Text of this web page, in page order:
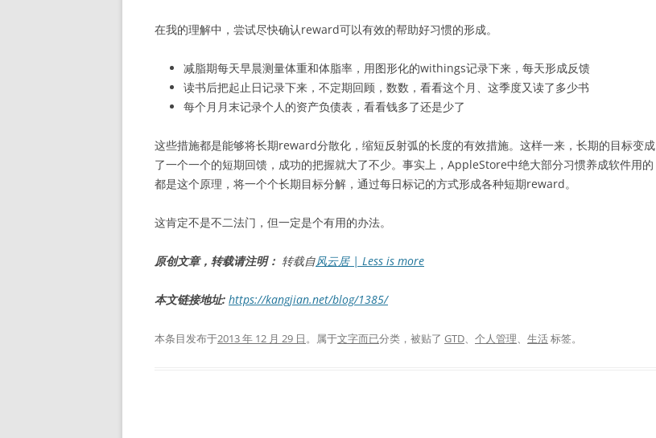
在我的理解中，尝试尽快确认reward可以有效的帮助好习惯的形成。
减脂期每天早晨测量体重和体脂率，用图形化的withings记录下来，每天形成反馈
读书后把起止日记录下来，不定期回顾，数数，看看这个月、这季度又读了多少书
每个月月末记录个人的资产负债表，看看钱多了还是少了
这些措施都是能够将长期reward分散化，缩短反射弧的长度的有效措施。这样一来，长期的目标变成
了一个一个的短期回馈，成功的把握就大了不少。事实上，AppleStore中绝大部分习惯养成软件用的
都是这个原理，将一个个长期目标分解，通过每日标记的方式形成各种短期reward。
这肯定不是不二法门，但一定是个有用的办法。
原创文章，转载请注明： 转载自风云居 | Less is more
本文链接地址: https://kangjian.net/blog/1385/
本条目发布于2013 年 12 月 29 日。属于文字而已分类，被贴了 GTD、 个人管理、 生活标签。